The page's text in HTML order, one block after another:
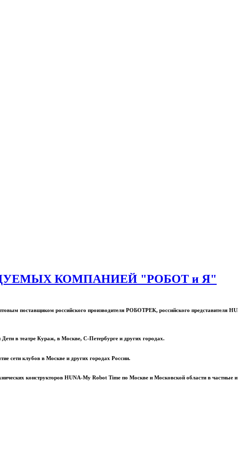
КОМПАНИЕЙ "РОБОТ и Я"
поставщиком российского производителя РОБОТРЕК, российского представителя
в театре Кураж, в Москве, С-Петербурге и других городах.
сети клубов в Москве и других городах России.
конструкторов HUNA-My Robot Time по Москве и Московской области в частные и